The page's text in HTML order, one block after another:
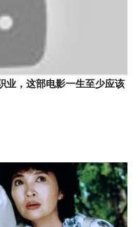
业，这部电影一生至少应该